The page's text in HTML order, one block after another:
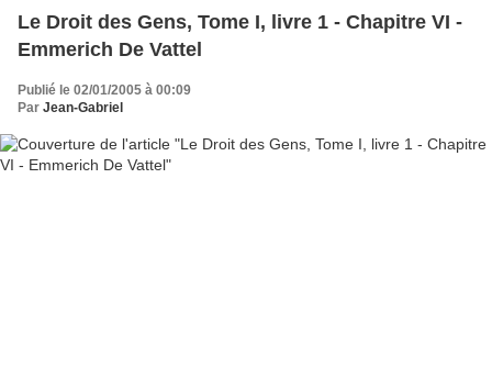
Le Droit des Gens, Tome I, livre 1 - Chapitre VI -
Emmerich De Vattel
Publié le 02/01/2005 à 00:09
Par Jean-Gabriel